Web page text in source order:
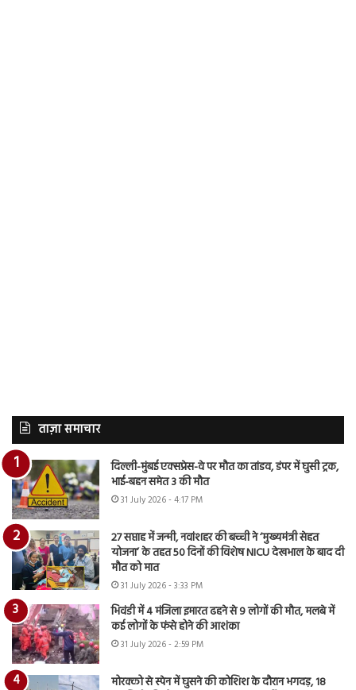
ताज़ा समाचार
दिल्ली-मुंबई एक्सप्रेस-वे पर मौत का तांडव, डंपर में घुसी ट्रक,
भाई-बहन समेत 3 की मौत
31 July 2026 - 4:17 PM
27 सप्ताह में जन्मी, नवांशहर की बच्ची ने ‘मुख्यमंत्री सेहत
योजना’ के तहत 50 दिनों की विशेष NICU देखभाल के बाद दी
मौत को मात
31 July 2026 - 3:33 PM
भिवंडी में 4 मंजिला इमारत ढहने से 9 लोगों की मौत, मलबे में
कई लोगों के फंसे होने की आशंका
31 July 2026 - 2:59 PM
मोरक्को से स्पेन में घुसने की कोशिश के दौरान भगदड़, 18